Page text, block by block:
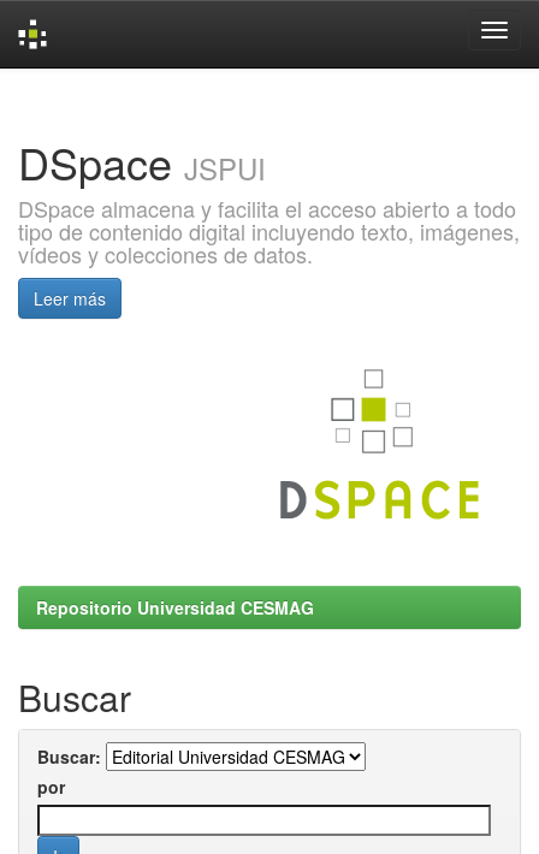
DSpace JSPUI
DSpace almacena y facilita el acceso abierto a todo
tipo de contenido digital incluyendo texto, imágenes,
vídeos y colecciones de datos.
Leer más
Repositorio Universidad CESMAG
Buscar
Buscar:
por